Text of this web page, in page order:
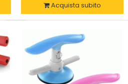
Gatti per Massaggio e Pulizia, per
e Accarezzare Gli Animali
29,90€
Acquista subito